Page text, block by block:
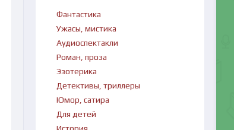
Фантастика
Ужасы, мистика
Аудиоспектакли
Роман, проза
Эзотерика
Детективы, триллеры
Юмор, сатира
Для детей